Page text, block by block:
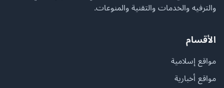
والترفيه والخدمات والتقنية والمنوعات.
الأقسام
مواقع إسلامية
مواقع أخبارية